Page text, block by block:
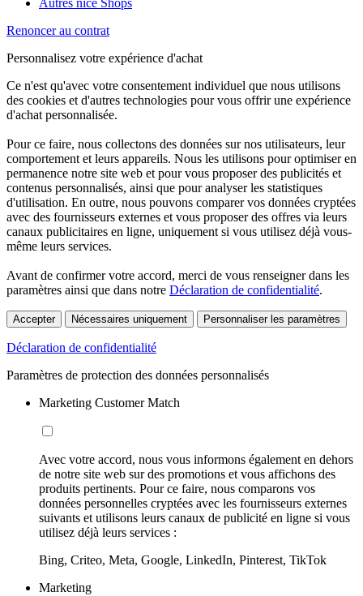
Autres nice Shops
Renoncer au contrat
Personnalisez votre expérience d'achat
Ce n'est qu'avec votre consentement individuel que nous utilisons
des cookies et d'autres technologies pour vous offrir une expérience
d'achat personnalisée.
Pour ce faire, nous collectons des données sur nos utilisateurs, leur
comportement et leurs appareils. Nous les utilisons pour optimiser en
permanence notre site web et pour vous proposer des publicités et
contenus personnalisés, ainsi que pour analyser les statistiques
d'utilisation. En outre, nous pouvons comparer vos données cryptées
avec des fournisseurs externes et vous proposer des offres via leurs
canaux publicitaires en ligne, uniquement si vous utilisez déjà vous-
même leurs services.
Avant de confirmer votre accord, merci de vous renseigner dans les
paramètres ainsi que dans notre Déclaration de confidentialité.
Accepter Nécessaires uniquement Personnaliser les paramètres
Déclaration de confidentialité
Paramètres de protection des données personnalisés
Marketing Customer Match
Avec votre accord, nous vous informons également en dehors
de notre site web sur des promotions et vous affichons des
produits pertinents. Pour ce faire, nous comparons vos
données personnelles cryptées avec les fournisseurs externes
suivants et utilisons leurs canaux de publicité en ligne si vous
utilisez déjà leurs services :
Bing, Criteo, Meta, Google, LinkedIn, Pinterest, TikTok
Marketing